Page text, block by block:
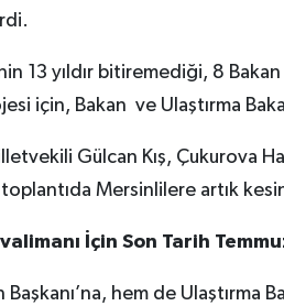
13 yıldır bitiremediği, 8
için, Bakan ve Ulaştırma
Gülcan Kış, Çukurova
Mersinlilere artık
İçin Son Tarih
hem de Ulaştırma